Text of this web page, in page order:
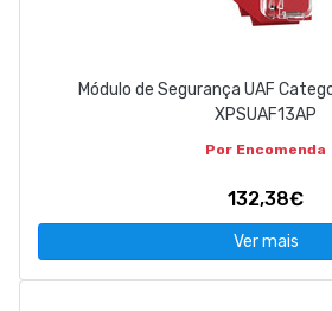
Módulo de Segurança UAF
XPSUAF13AP
Por Encomenda
132,38€
Ver mais